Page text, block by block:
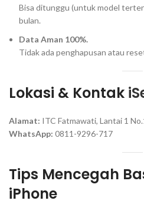
Bisa ditunggu (untuk model
bulan.
Data Aman 100%.
Tidak ada penghapusan atau
Lokasi & Kontak
Alamat: ITC Fatmawati, Lantai 1
WhatsApp: 0811-9296-717
Tips Mencegah
iPhone